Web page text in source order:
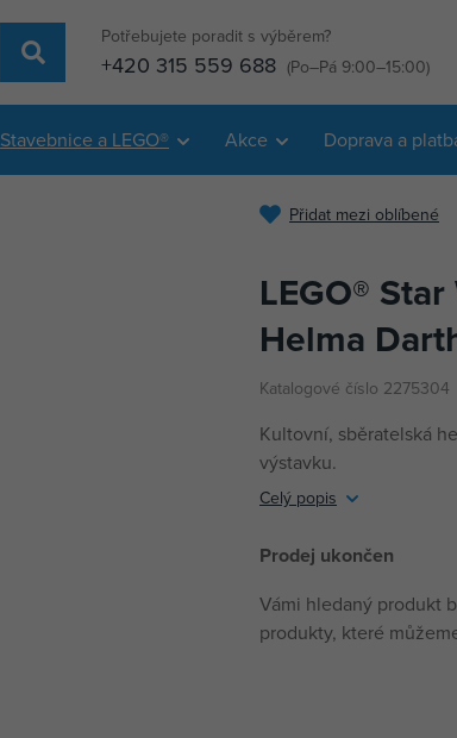
Potřebujete poradit s výběrem?
+420 315 559 688 (Po–Pá 9:00–15:00)
Stavebnice a LEGO® Akce Doprava a
Přidat mezi oblíbené
LEGO®
Helma
Katalogové číslo 2275304
Kultovní, sběratelská
výstavku.
Celý popis
Prodej ukončen
Vámi hledaný produkt
produkty, které